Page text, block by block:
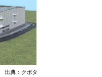
出典：クボタ